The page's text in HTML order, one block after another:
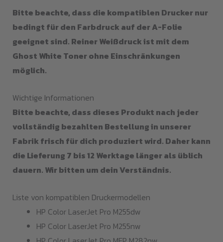
Bitte beachte, dass die kompatiblen Drucker nur
bedingt für den Farbdruck auf der A-Folie
geeignet sind. Reiner Weißdruck ist mit dem
Ghost White Toner ohne Einschränkungen
möglich.
Wichtige Informationen
Bitte beachte, dass dieses Produkt nach jeder
vollständig bezahlten Bestellung in unserer
Fabrik frisch für dich produziert wird. Daher kann
die Lieferung 7 bis 12 Werktage länger als üblich
dauern. Wir bitten um dein Verständnis.
Liste von kompatiblen Druckermodellen
HP Color LaserJet Pro M255dw
HP Color LaserJet Pro M255nw